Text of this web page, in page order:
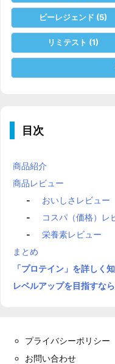
ビーレジェンド (5)
リミテスト (1)
目次
商品紹介
商品レビュー
おいしさレビュー
コスパ（価格）レ
栄養素レビュー
まとめ
「プロテイン」を詳しく
レベルアップを目指すな
プライバシーポリシー
お問い合わせ